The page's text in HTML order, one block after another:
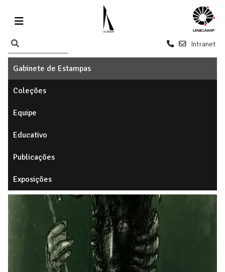
Intranet
Gabinete de Estampas
Coleções
Equipe
Educativo
Publicações
Exposições